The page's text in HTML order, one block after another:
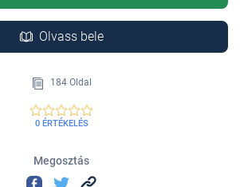
Olvass bele
184 Oldal
0 ÉRTÉKELÉS
Megosztás